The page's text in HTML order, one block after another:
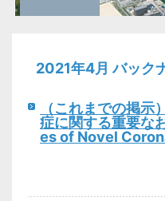
2021年4月 バック
（これまでの掲
症に関する重要
es of Novel